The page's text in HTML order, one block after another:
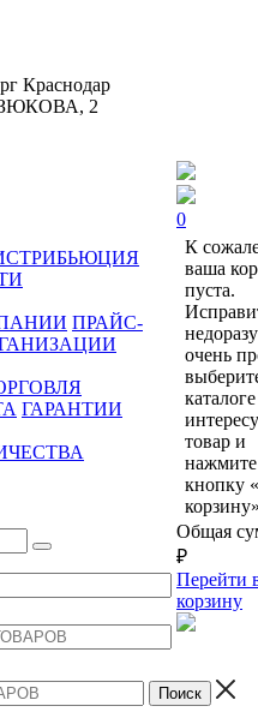
Краснодар
2
ПРАЙС-
ГАРАНТИИ
0
К
ваша
пуста.
очень
каталоге
товар и
нажмите
кнопку
Общая
₽
Перейти
корзину